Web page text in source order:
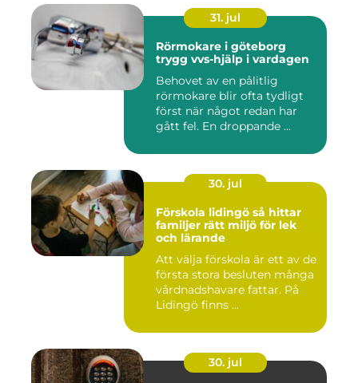
31. jul
Rörmokare i göteborg
trygg vvs-hjälp i vardagen
Behovet av en pålitlig
rörmokare blir ofta tydligt
först när något redan har
gått fel. En droppande ...
30. jul
Förskola lidingö så hittar
familjer rätt miljö för lek
och lärande
Att välja förskola är ett av de
första stora besluten många
vårdnadshavare fattar. På
Lidingö finns ...
30. jul